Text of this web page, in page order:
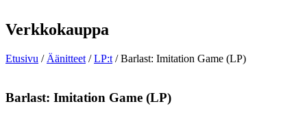
Verkkokauppa
Etusivu / Äänitteet /LP:t / Barlast: Imitation Game (LP)
Barlast: Imitation Game (LP)